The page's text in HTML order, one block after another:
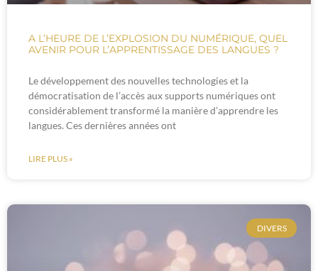
A L’HEURE DE L’EXPLOSION DU NUMÉRIQUE, QUEL
AVENIR POUR L’APPRENTISSAGE DES LANGUES ?
Le développement des nouvelles technologies et la
démocratisation de l’accès aux supports numériques ont
considérablement transformé la manière d’apprendre les
langues. Ces dernières années ont
LIRE PLUS »
DIVERS